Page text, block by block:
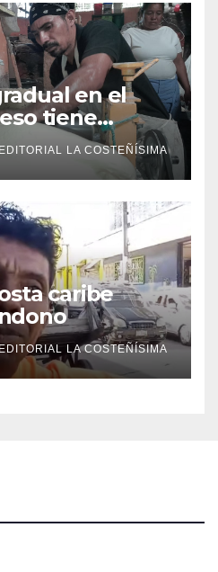
en el
tiene
EDITORIAL LA COSTEÑÍSIMA
caribe
EDITORIAL LA COSTEÑÍSIMA